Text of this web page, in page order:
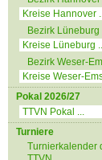
Bezirk Lüneburg
Bezirk Weser-
Pokal 2026/27
Turniere
Turnierkalender